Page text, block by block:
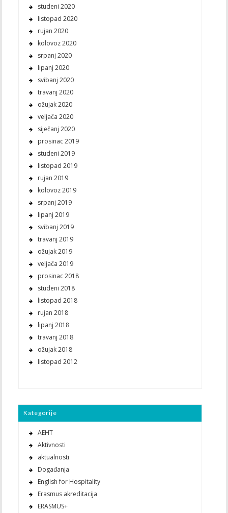
studeni 2020
listopad 2020
rujan 2020
kolovoz 2020
srpanj 2020
lipanj 2020
svibanj 2020
travanj 2020
ožujak 2020
veljača 2020
siječanj 2020
prosinac 2019
studeni 2019
listopad 2019
rujan 2019
kolovoz 2019
srpanj 2019
lipanj 2019
svibanj 2019
travanj 2019
ožujak 2019
veljača 2019
prosinac 2018
studeni 2018
listopad 2018
rujan 2018
lipanj 2018
travanj 2018
ožujak 2018
listopad 2012
Kategorije
AEHT
Aktivnosti
aktualnosti
Događanja
English for Hospitality
Erasmus akreditacija
ERASMUS+